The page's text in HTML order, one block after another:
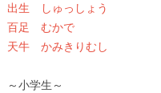
出生 しゅっしょう
百足 むかで
天牛 かみきりむし
～小学生～